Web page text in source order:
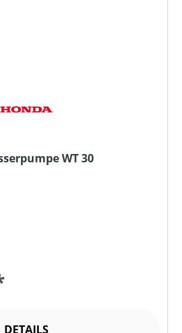
WT 30
DETAILS